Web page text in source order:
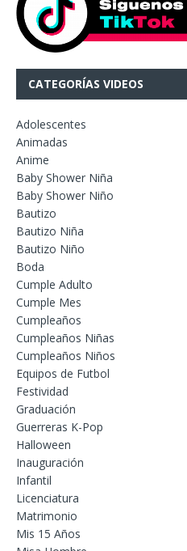
CATEGORÍAS VIDEOS
Adolescentes
Animadas
Anime
Baby Shower Niña
Baby Shower Niño
Bautizo
Bautizo Niña
Bautizo Niño
Boda
Cumple Adulto
Cumple Mes
Cumpleaños
Cumpleaños Niñas
Cumpleaños Niños
Equipos de Futbol
Festividad
Graduación
Guerreras K-Pop
Halloween
Inauguración
Infantil
Licenciatura
Matrimonio
Mis 15 Años